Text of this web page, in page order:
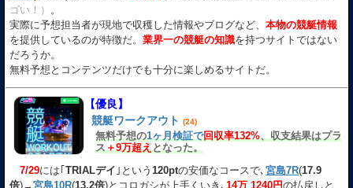
ゴい！） 。
実際に予想担当者が現地で収穫した情報やブログなど、 本物の競艇情報
を提供しているのが特徴だ。 業界一の競艇の知識を持つサイトではない
だろうか。
無料予想とコンテンツだけでも十分に楽しめるサイトだ。
【優良】
競艇ワークアウト (24)
無料予想の1ヶ月検証で回収率132%、収支結果はプラ
ス＋9万超えとなった。
7/29には｢ TRIALデイ ｣という 120ptの安価なコースで､ 宮島7R(17.9
倍)→宮島10R(13.2倍)とコロガシが上手くいき､ 14万 1240円の払戻しと